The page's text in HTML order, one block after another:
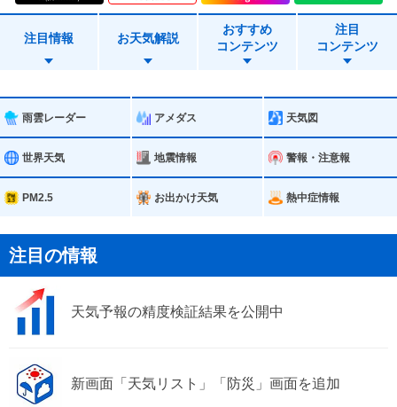
二本松市 田村市
桑折町
川俣町
鏡石町 天栄村
西郷村 泉崎村
棚倉町 矢祭町
石川町 玉川村
注目情報 お天気解説
おすすめ
コンテンツ
注目
コンテンツ
雨雲レーダー アメダス 天気図
世界天気 地震情報 警報・注意報
PM2.5 お出かけ天気 熱中症情報
注目の情報
天気予報の精度検証結果を公開中
新画面「天気リスト」「防災」画面を追加